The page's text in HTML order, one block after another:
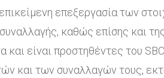
επεξεργασία των
καθώς επίσης και
είναι προστηθέντες του
και των συναλλαγών τους,